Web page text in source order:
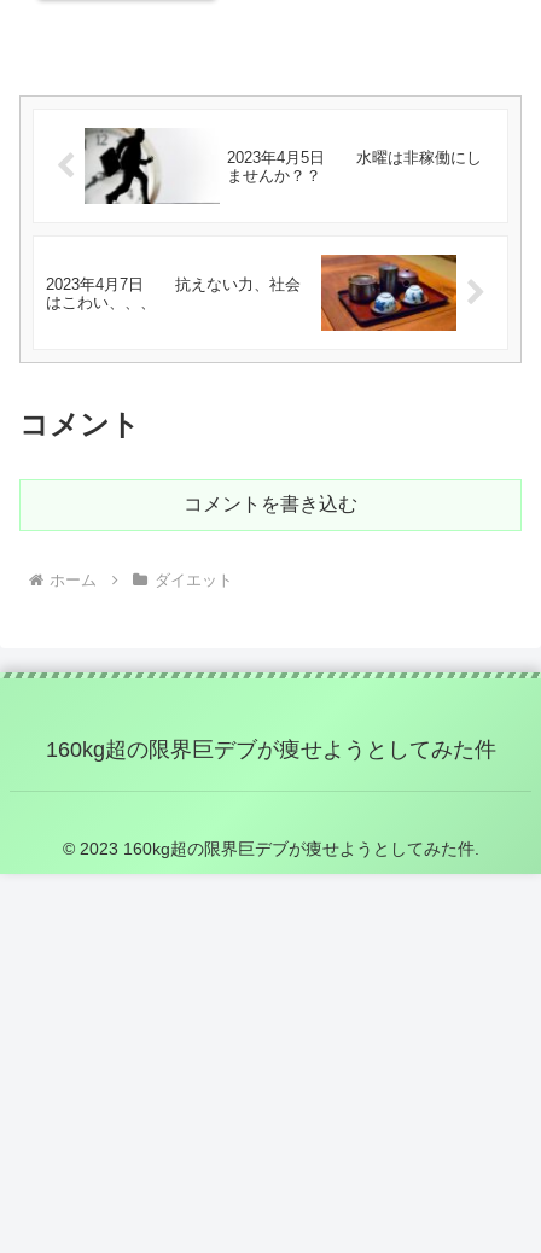
2023年4月5日 水曜は非稼働にし
ませんか？？
2023年4月7日 抗えない力、社会
はこわい、、、
コメント
コメントを書き込む
ホーム ダイエット
160kg超の限界巨デブが痩せようとしてみた件
© 2023 160kg超の限界巨デブが痩せようとしてみた件.